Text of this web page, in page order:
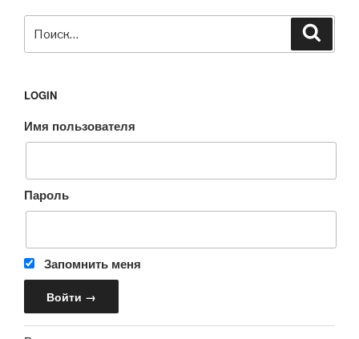
LOGIN
Имя пользователя
Пароль
Запомнить меня